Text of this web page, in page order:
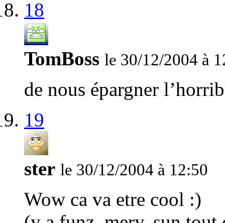
18
TomBoss le 30/12/2004 à
de nous épargner
19
ster le 30/12/2004 à 12:50
Wow ca va etre cool :)